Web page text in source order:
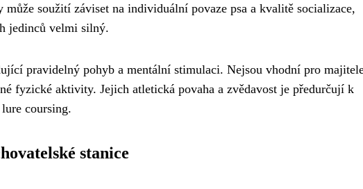
soužití záviset na individuální povaze psa a kvalitě socializace,
jedinců velmi silný.
pravidelný pohyb a mentální stimulaci. Nejsou vhodní pro
fyzické aktivity. Jejich atletická povaha a zvědavost je předurčují k
coursing.
stanice